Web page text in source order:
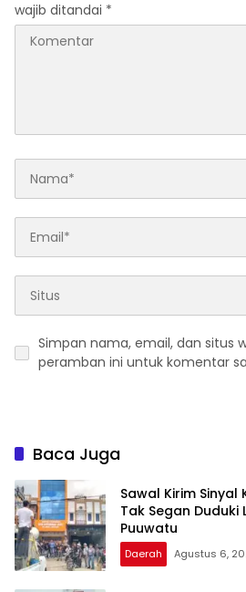
wajib ditandai *
Simpan nama, email, dan situs
peramban ini untuk komentar
Baca Juga
Sawal Kirim Sinyal
Tak Segan Duduki
Puuwatu
Daerah Agustus 6,